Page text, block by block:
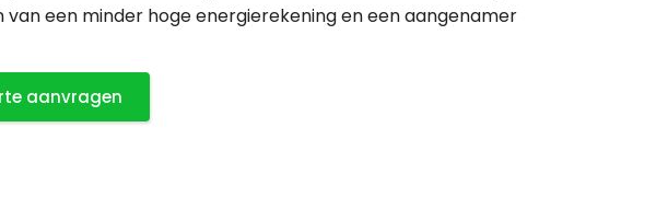
een minder hoge energierekening en een aangenamer
aanvragen